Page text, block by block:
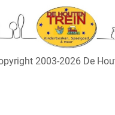
2003-2026 De